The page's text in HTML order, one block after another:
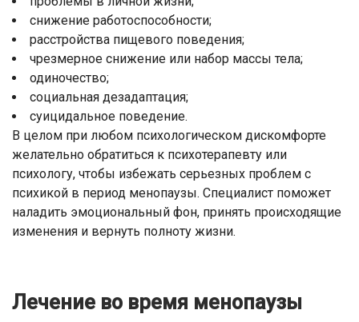
снижение работоспособности;
расстройства пищевого поведения;
чрезмерное снижение или набор массы тела;
одиночество;
социальная дезадаптация;
суицидальное поведение.
В целом при любом психологическом дискомфорте
желательно обратиться к психотерапевту или
психологу, чтобы избежать серьезных проблем с
психикой в период менопаузы. Специалист поможет
наладить эмоциональный фон, принять происходящие
изменения и вернуть полноту жизни.
Лечение во время менопаузы